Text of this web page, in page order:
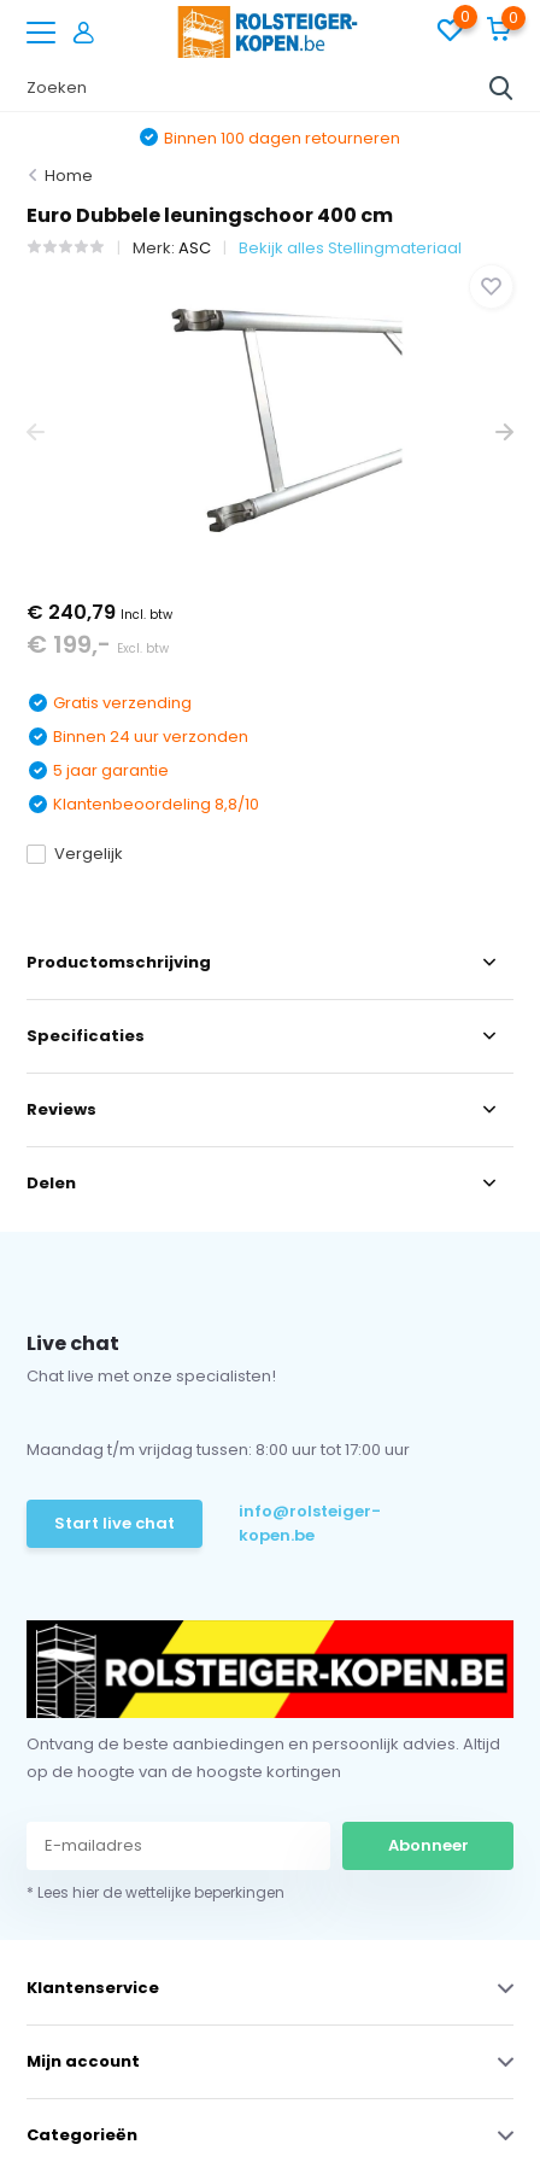
0 0
Binnen 100 dagen retourneren
Home
Euro Dubbele leuningschoor 400 cm
Merk:ASC Bekijk alles Stellingmateriaal
€ 240,79 Incl. btw
€ 199,- Excl. btw
Gratis verzending
Binnen 24 uur verzonden
5 jaar garantie
Klantenbeoordeling 8,8/10
Vergelijk
Productomschrijving
Specificaties
Reviews
Delen
Live chat
Chat live met onze specialisten!
Maandag t/m vrijdag tussen: 8:00 uur tot 17:00 uur
Start live chat
info@rolsteiger-
kopen.be
Ontvang de beste aanbiedingen en persoonlijk advies. Altijd
op de hoogte van de hoogste kortingen
Abonneer
* Lees hier de wettelijke beperkingen
Klantenservice
Mijn account
Categorieën